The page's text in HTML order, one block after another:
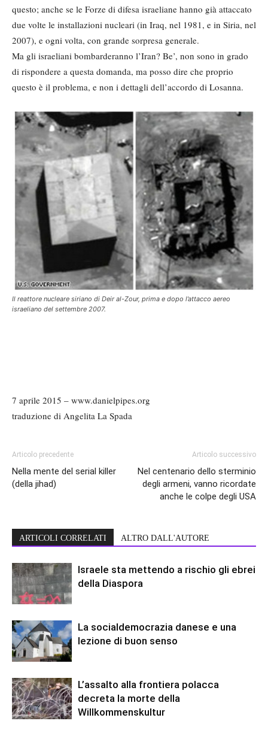
questo; anche se le Forze di difesa israeliane hanno già attaccato
due volte le installazioni nucleari (in Iraq, nel 1981, e in Siria, nel
2007), e ogni volta, con grande sorpresa generale.
Ma gli israeliani bombarderanno l’Iran? Be’, non sono in grado
di rispondere a questa domanda, ma posso dire che proprio
questo è il problema, e non i dettagli dell’accordo di Losanna.
Il reattore nucleare siriano di Deir al-Zour, prima e dopo l’attacco aereo
israeliano del settembre 2007.
7 aprile 2015 – www.danielpipes.org
traduzione di Angelita La Spada
Articolo precedente
Nella mente del serial killer
(della jihad)
Articolo successivo
Nel centenario dello sterminio
degli armeni, vanno ricordate
anche le colpe degli USA
ARTICOLI CORRELATI ALTRO DALL'AUTORE
Israele sta mettendo a rischio gli ebrei
della Diaspora
La socialdemocrazia danese e una
lezione di buon senso
L’assalto alla frontiera polacca
decreta la morte della
Willkommenskultur